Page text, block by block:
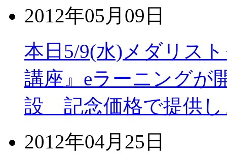
2012年05月09日
本日5/9(水)メダリス
講座』eラーニングが
設 記念価格で提供し
2012年04月25日